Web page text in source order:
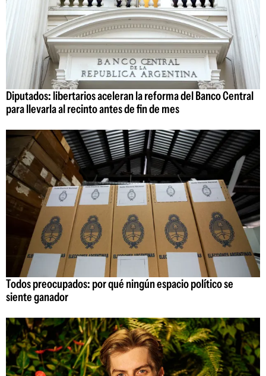
Diputados: libertarios aceleran la reforma del Banco Central
para llevarla al recinto antes de fin de mes
Todos preocupados: por qué ningún espacio político se
siente ganador